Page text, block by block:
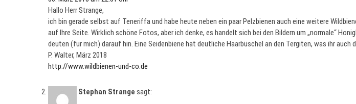
Hallo Herr Strange,
ich bin gerade selbst auf Teneriffa und habe heute neben ein paar Pelzbienen auch eine weitere
auf Ihre Seite. Wirklich schöne Fotos, aber ich denke, es handelt sich bei den Bildern um „normale“
deuten (für mich) darauf hin. Eine Seidenbiene hat deutliche Haarbüschel an den Tergiten, was ihr auch
P. Walter, März 2018
http://www.wildbienen-und-co.de
Stephan Strange sagt: